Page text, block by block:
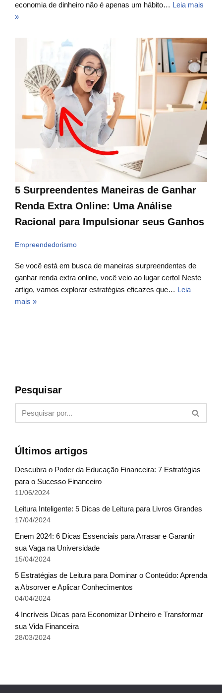
economia de dinheiro não é apenas um hábito… Leia mais
»
5 Surpreendentes Maneiras de Ganhar
Renda Extra Online: Uma Análise
Racional para Impulsionar seus Ganhos
Empreendedorismo
Se você está em busca de maneiras surpreendentes de
ganhar renda extra online, você veio ao lugar certo! Neste
artigo, vamos explorar estratégias eficazes que… Leia
mais »
Pesquisar
Últimos artigos
Descubra o Poder da Educação Financeira: 7 Estratégias
para o Sucesso Financeiro
11/06/2024
Leitura Inteligente: 5 Dicas de Leitura para Livros Grandes
17/04/2024
Enem 2024: 6 Dicas Essenciais para Arrasar e Garantir
sua Vaga na Universidade
15/04/2024
5 Estratégias de Leitura para Dominar o Conteúdo: Aprenda
a Absorver e Aplicar Conhecimentos
04/04/2024
4 Incríveis Dicas para Economizar Dinheiro e Transformar
sua Vida Financeira
28/03/2024